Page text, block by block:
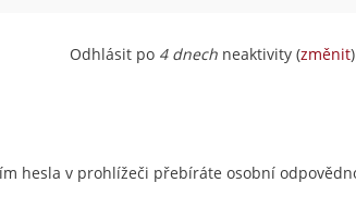
Odhlásit po 4 dnech neaktivity (změnit
hesla v prohlížeči přebíráte osobní